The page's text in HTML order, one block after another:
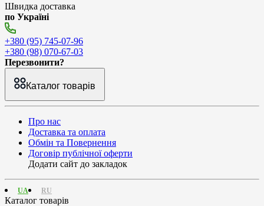
Швидка доставка
по Україні
+380 (95) 745-07-96
+380 (98) 070-67-03
Перезвонити?
Каталог товарів
Про нас
Доставка та оплата
Обмін та Повернення
Договір публічної оферти
Додати сайт до закладок
RU
UA
Каталог товарів